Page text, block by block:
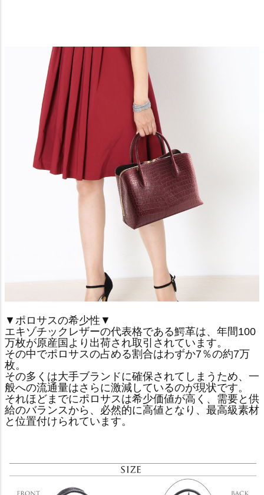
▼ポロサスの希少性▼
エキゾチックレザーの代表格である鰐革は、年間100
万枚が原産国より出荷され取引されています。
その中でポロサスの占める割合はわずか7％の約7万
枚。
その多くは大手ブランドに確保されてしまうため、一
般への流通量はさらに激減しているのが現状です。
それほどまでにポロサスは希少価値が高く、需要と供
給のバランスから、必然的に高値となり、最高級素材
と位置付けられています。